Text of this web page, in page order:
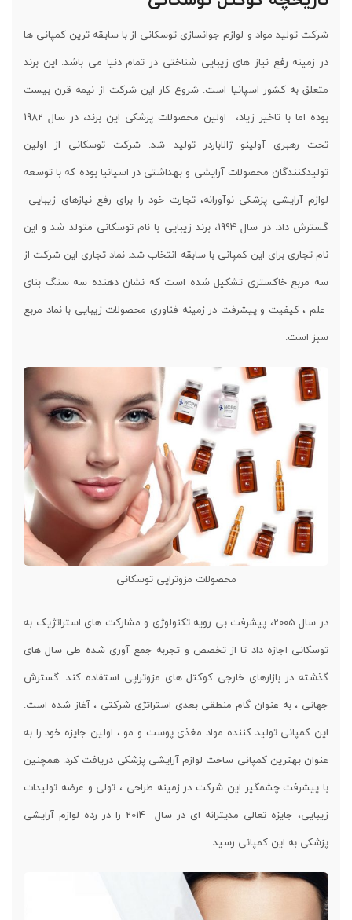
شرکت تولید مواد و لوازم جوانسازی توسکانی از با سابقه ترین کمپانی ها
در زمینه رفع نیاز های زیبایی شناختی در تمام دنیا می باشد. این برند
متعلق به کشور اسپانیا است. شروع کار این شرکت از نیمه قرن بیست
بوده اما با تاخیر زیاد، اولین محصولات پزشکی این برند، در سال 1982
تحت رهبری آولینو ژالاباردر تولید شد. شرکت توسکانی از اولین
تولیدکنندگان محصولات آرایشی و بهداشتی در اسپانیا بوده که با توسعه
لوازم آرایشی پزشکی نوآورانه، تجارت خود را برای رفع نیازهای زیبایی
گسترش داد. در سال 1994، برند زیبایی با نام توسکانی متولد شد و این
نام تجاری برای این کمپانی با سابقه انتخاب شد. نماد تجاری این شرکت از
سه مربع خاکستری تشکیل شده است که نشان دهنده سه سنگ بنای
علم ، کیفیت و پیشرفت در زمینه فناوری محصولات زیبایی با نماد مربع
سبز است.
محصولات مزوتراپی توسکانی
در سال 2005، پیشرفت بی رویه تکنولوژی و مشارکت های استراتژیک به
توسکانی اجازه داد تا از تخصص و تجربه جمع آوری شده طی سال های
گذشته در بازارهای خارجی کوکتل های مزوتراپی استفاده کند. گسترش
جهانی ، به عنوان گام منطقی بعدی استراتژی شرکتی ، آغاز شده است.
این کمپانی تولید کننده مواد مغذی پوست و مو ، اولین جایزه خود را به
عنوان بهترین کمپانی ساخت لوازم آرایشی پزشکی دریافت کرد. همچنین
با پیشرفت چشمگیر این شرکت در زمینه طراحی ، تولی و عرضه تولیدات
زیبایی، جایزه تعالی مدیترانه ای در سال 2014 را در رده لوازم آرایشی
پزشکی به این کمپانی رسید.